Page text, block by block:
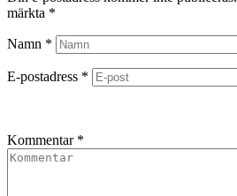
märkta *
Namn *
E-postadress *
Kommentar *